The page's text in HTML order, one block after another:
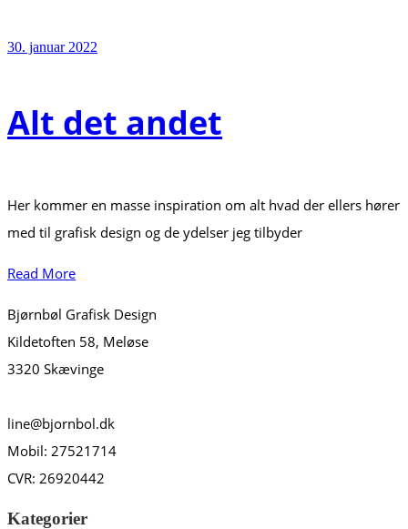
30. januar 2022
Alt det andet
Her kommer en masse inspiration om alt hvad der ellers hører
med til grafisk design og de ydelser jeg tilbyder
Read More
Bjørnbøl Grafisk Design
Kildetoften 58, Meløse
3320 Skævinge
line@bjornbol.dk
Mobil: 27521714
CVR: 26920442
Kategorier